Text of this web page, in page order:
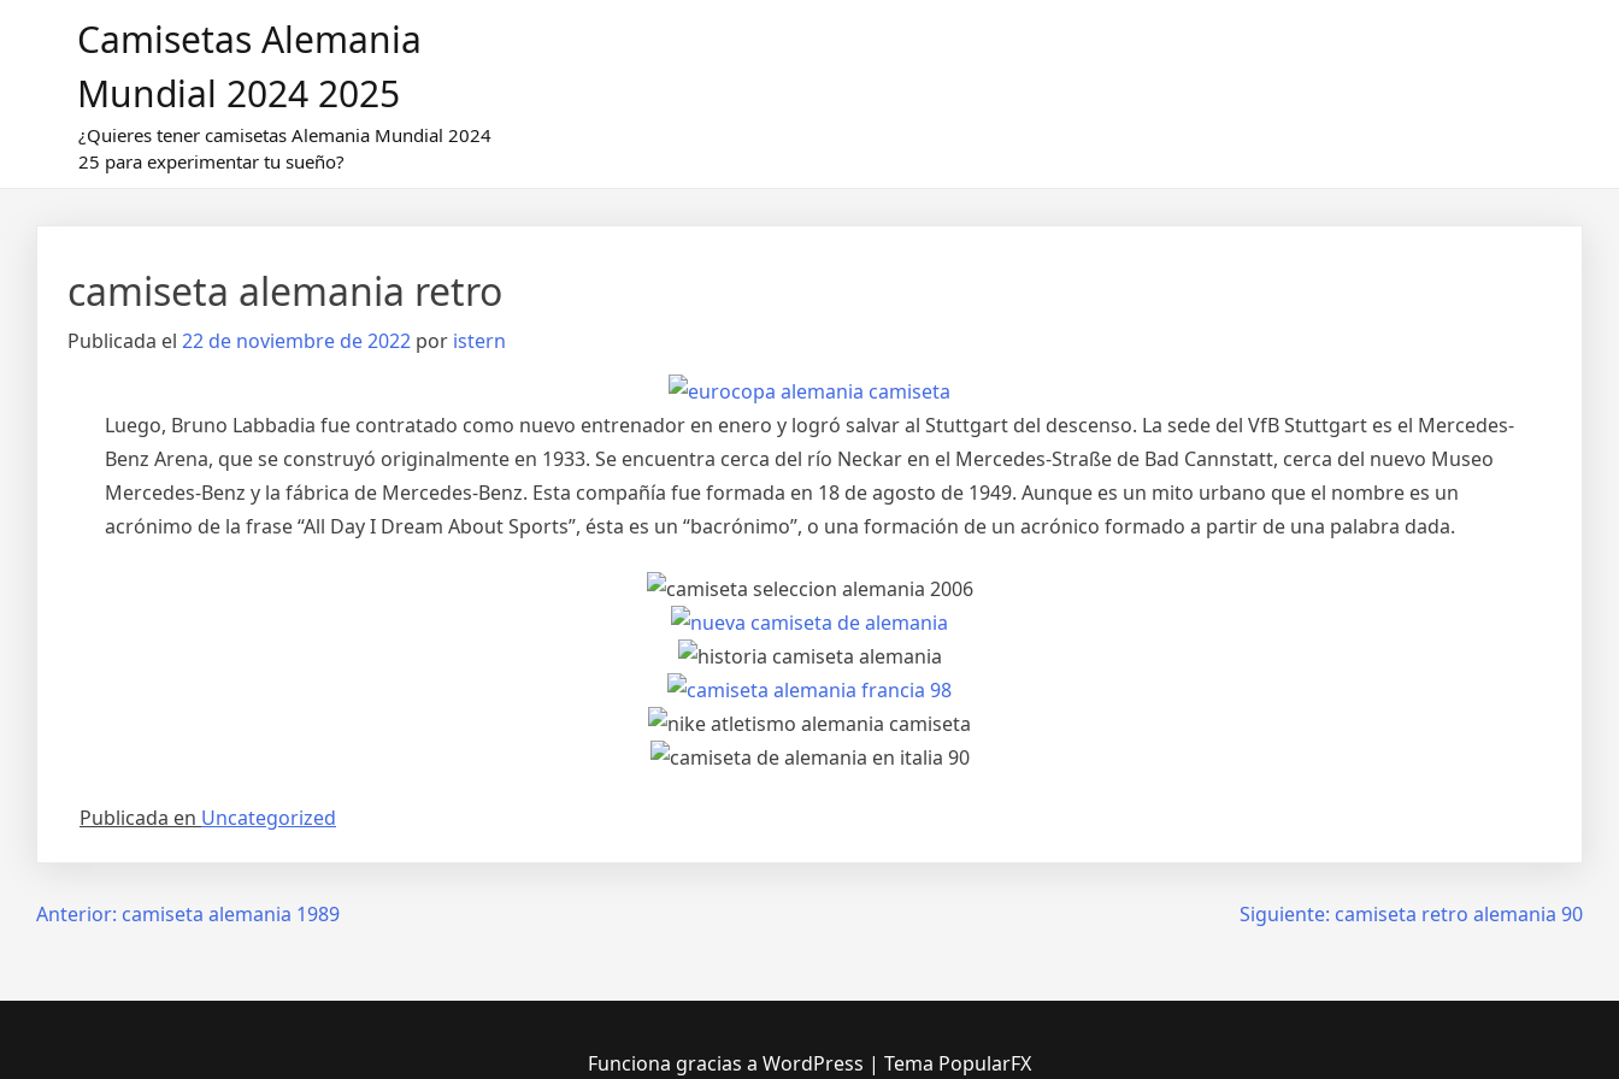
Camisetas Alemania
Mundial 2024 2025
¿Quieres tener camisetas Alemania Mundial 2024
25 para experimentar tu sueño?
camiseta alemania retro
Publicada el 22 de noviembre de 2022 por istern
Luego, Bruno Labbadia fue contratado como nuevo entrenador en enero y logró salvar al Stuttgart del descenso. La sede del VfB Stuttgart es el Mercedes-
Benz Arena, que se construyó originalmente en 1933. Se encuentra cerca del río Neckar en el Mercedes-Straße de Bad Cannstatt, cerca del nuevo Museo
Mercedes-Benz y la fábrica de Mercedes-Benz. Esta compañía fue formada en 18 de agosto de 1949. Aunque es un mito urbano que el nombre es un
acrónimo de la frase “All Day I Dream About Sports”, ésta es un “bacrónimo”, o una formación de un acrónico formado a partir de una palabra dada.
Publicada en Uncategorized
Navegación
entradas
Anterior: camiseta alemania 1989 Siguiente: camiseta retro alemania 90
Funciona gracias a WordPress | Tema PopularFX